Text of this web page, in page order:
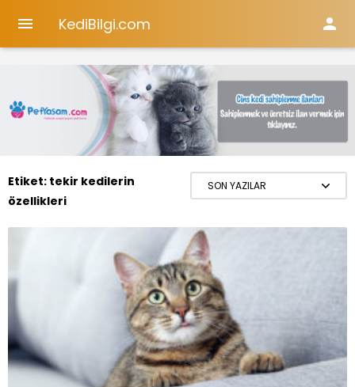
 KediBilgi.com 
Etiket: tekir kedilerin
özellikleri